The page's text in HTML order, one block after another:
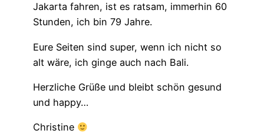
Jakarta fahren, ist es ratsam, immerhin 60
Stunden, ich bin 79 Jahre.
Eure Seiten sind super, wenn ich nicht so
alt wäre, ich ginge auch nach Bali.
Herzliche Grüße und bleibt schön gesund
und happy…
Christine